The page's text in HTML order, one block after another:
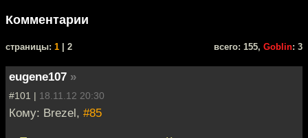
Комментарии
cтраницы: 1 | 2 всего: 155, Goblin: 3
eugene107 »
#101 | 18.11.12 20:30
Кому: Brezel, #85